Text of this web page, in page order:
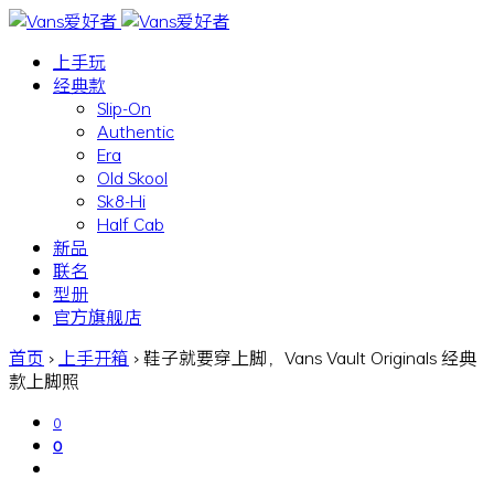
上手玩
经典款
Slip-On
Authentic
Era
Old Skool
Sk8-Hi
Half Cab
新品
联名
型册
官方旗舰店
首页 › 上手开箱 ›鞋子就要穿上脚，Vans Vault Originals 经典
款上脚照
0
0